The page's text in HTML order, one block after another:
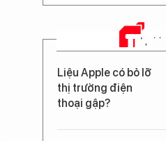
TIN MỚI
Liệu Apple có bỏ lỡ
thị trường điện
thoại gập?